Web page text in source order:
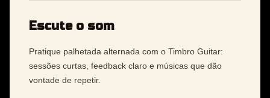
Escute o som
Pratique palhetada alternada com o Timbro Guitar:
sessões curtas, feedback claro e músicas que dão
vontade de repetir.